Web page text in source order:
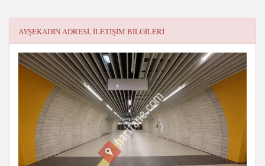
AYŞEKADINADRESI, ILETIŞIM BILGILERI